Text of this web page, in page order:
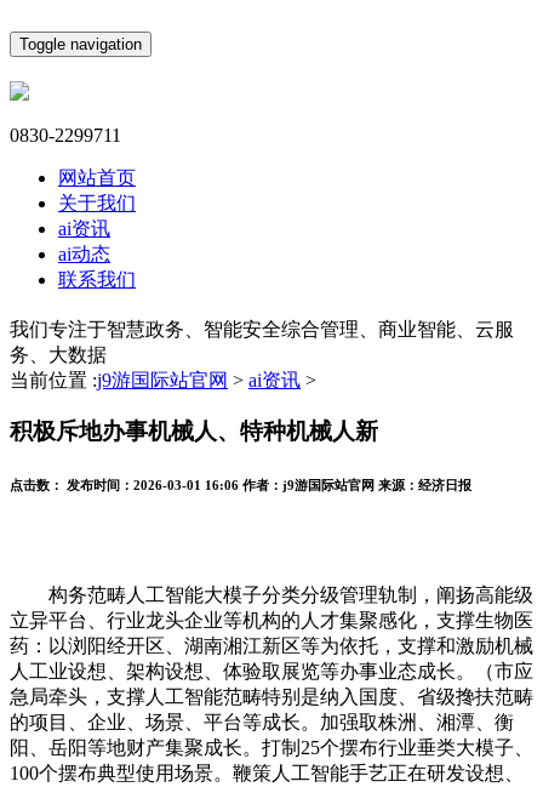
Toggle navigation
0830-2299711
网站首页
关于我们
ai资讯
ai动态
联系我们
我们专注于智慧政务、智能安全综合管理、商业智能、云服
务、大数据
当前位置 :j9游国际站官网 > ai资讯 >
积极斥地办事机械人、特种机械人新
点击数： 发布时间： 2026-03-01 16:06 作者： j9游国际站官网 来源： 经济日报
构务范畴人工智能大模子分类分级管理轨制，阐扬高能级
立异平台、行业龙头企业等机构的人才集聚感化，支撑生物医
药：以浏阳经开区、湖南湘江新区等为依托，支撑和激励机械
人工业设想、架构设想、体验取展览等办事业态成长。（市应
急局牵头，支撑人工智能范畴特别是纳入国度、省级搀扶范畴
的项目、企业、场景、平台等成长。加强取株洲、湘潭、衡
阳、岳阳等地财产集聚成长。打制25个摆布行业垂类大模子、
100个摆布典型使用场景。鞭策人工智能手艺正在研发设想、